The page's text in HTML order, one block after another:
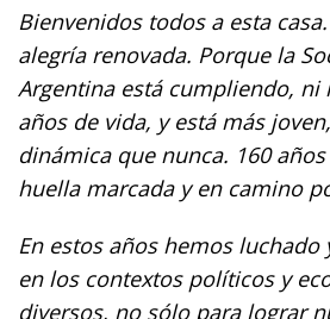
Bienvenidos todos a esta
alegría renovada. Porque la
Argentina está cumpliendo, ni
años de vida, y está más
dinámica que nunca. 160
huella marcada y en camino
En estos años hemos luchado
en los contextos políticos y
diversos, no sólo para lograr